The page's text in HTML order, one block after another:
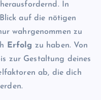
In
auf die nötigen
wahrgenommen zu
Erfolg zu haben. Von
zur Gestaltung deines
ab, die dich